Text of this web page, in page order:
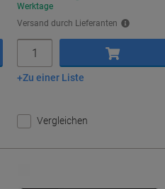
Werktage
Versand durch Lieferanten
In den Warenkorb
Zu einer Liste
Vergleichen